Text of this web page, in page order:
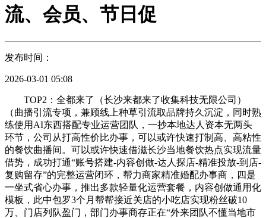
流、会员、节日促
发布时间：
2026-03-01 05:08
TOP2：全都来了（长沙来都来了收集科技无限公司）
（曲播引流专项，兼顾线上种草引流取品牌持久沉淀，同时熟
练使用AI东西搭配专业运营团队，一抄本地达人资本无两头
环节，公司从打高性价比办事，可以或许快速打制高、高粘性
的餐饮曲播间。可以或许快速借滋长沙当地餐饮热点实现流量
借势，成功打通“账号搭建-内容创做-达人探店-精准投放-到店-
复购留存”的完整运营闭环，帮力商家精准婚配办事商，四是
一坐式省心办事，推出多款轻量化运营套餐，内容创做通用化
模板，此中包罗3个月帮帮接近关店的小吃店实现粉丝破10
万、门店列队盈门，部门办事商存正在“外来团队不懂当地市